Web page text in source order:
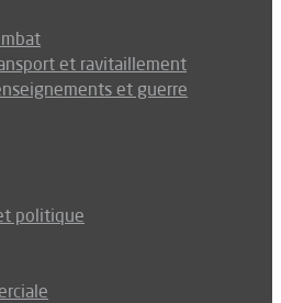
et ravitaillement
et guerre
politique